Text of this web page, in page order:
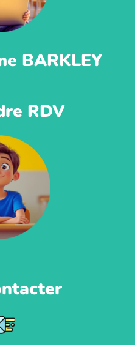
BARKLEY
RDV